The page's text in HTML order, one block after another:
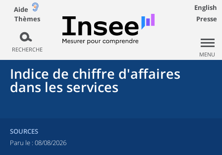
Aide
Thèmes
RECHERCHE
English
Presse
MENU
Indice de chiffre d'affaires
dans les services
SOURCES
Paru le : 08/08/2026